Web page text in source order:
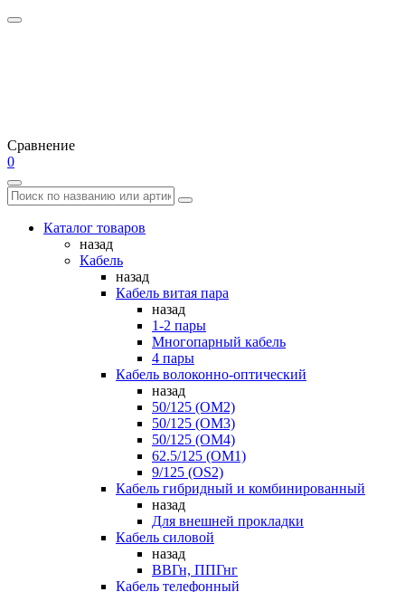
Сравнение
0
Каталог товаров
назад
Кабель
назад
Кабель витая пара
назад
1-2 пары
Многопарный кабель
4 пары
Кабель волоконно-оптический
назад
50/125 (OM2)
50/125 (OM3)
50/125 (OM4)
62.5/125 (OM1)
9/125 (OS2)
Кабель гибридный и комбинированный
назад
Для внешней прокладки
Кабель силовой
назад
ВВГн, ППГнг
Кабель телефонный